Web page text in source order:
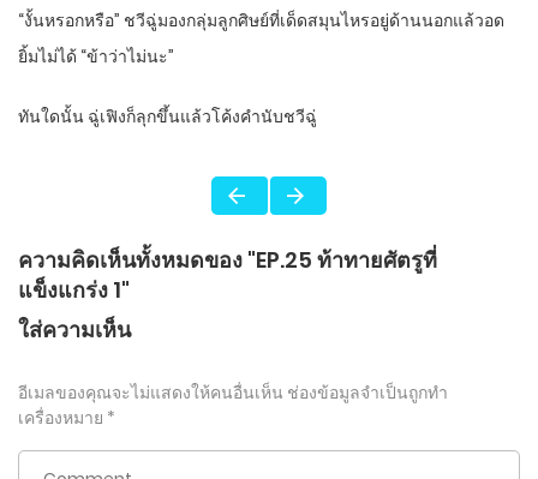
“งั้นหรอกหรือ” ชวีฉู่มองกลุ่มลูกศิษย์ที่เด็ดสมุนไหรอยู่ด้านนอกแล้วอด
ยิ้มไม่ได้ “ข้าว่าไม่นะ”
ทันใดนั้น ฉู่เฟิงก็ลุกขึ้นแล้วโค้งคำนับชวีฉู่
ความคิดเห็นทั้งหมดของ "EP.25 ท้าทายศัตรูที่
แข็งแกร่ง 1"
ใส่ความเห็น
อีเมลของคุณจะไม่แสดงให้คนอื่นเห็น ช่องข้อมูลจำเป็นถูกทำ
เครื่องหมาย *